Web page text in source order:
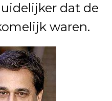
dat de
waren.